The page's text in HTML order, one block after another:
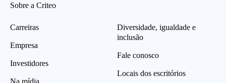
Sobre a Criteo
Carreiras
Empresa
Investidores
Na mídia
Diversidade, igualdade e
inclusão
Fale conosco
Locais dos escritórios